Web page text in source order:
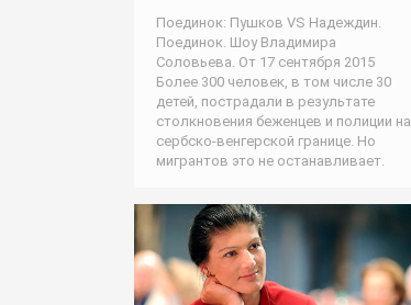
Поединок: Пушков VS Надеждин.
Поединок. Шоу Владимира
Соловьева. От 17 сентября 2015
Более 300 человек, в том числе 30
детей, пострадали в результате
столкновения беженцев и полиции на
сербско-венгерской границе. Но
мигрантов это не останавливает.